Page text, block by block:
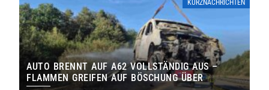
KURZNACHRICHTEN
AUTO BRENNT AUF A62 VOLLSTÄNDIG AUS –
FLAMMEN GREIFEN AUF BÖSCHUNG ÜBER